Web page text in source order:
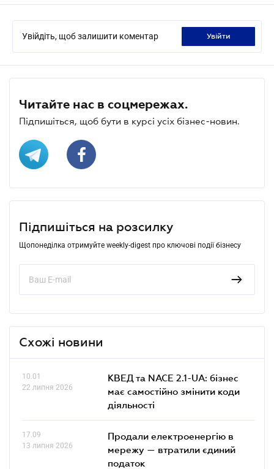
Увійдіть, щоб залишити коментар увійти
Читайте нас в соцмережах.
Підпишіться, щоб бути в курсі усіх бізнес-новин.
Підпишіться на розсилку
Щопонеділка отримуйте weekly-digest про ключові події бізнесу
Схожі новини
10.01
22 липня 2026
КВЕД та NACE 2.1-UA: бізнес
має самостійно змінити коди
діяльності
17.09
13 липня 2026
Продали електроенергію в
мережу — втратили єдиний
податок